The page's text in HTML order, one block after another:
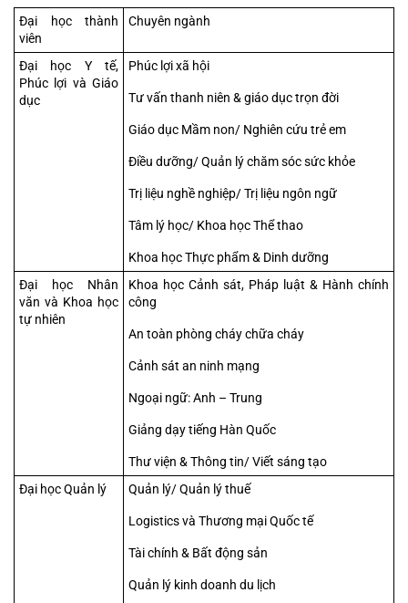
Đại học thành
viên
Chuyên ngành
Đại học Y tế,
Phúc lợi và Giáo
dục
Phúc lợi xã hội
Tư vấn thanh niên & giáo dục trọn đời
Giáo dục Mầm non/ Nghiên cứu trẻ em
Điều dưỡng/ Quản lý chăm sóc sức khỏe
Trị liệu nghề nghiệp/ Trị liệu ngôn ngữ
Tâm lý học/ Khoa học Thể thao
Khoa học Thực phẩm & Dinh dưỡng
Đại học Nhân
văn và Khoa học
tự nhiên
Khoa học Cảnh sát, Pháp luật & Hành chính
công
An toàn phòng cháy chữa cháy
Cảnh sát an ninh mạng
Ngoại ngữ: Anh – Trung
Giảng dạy tiếng Hàn Quốc
Thư viện & Thông tin/ Viết sáng tạo
Đại học Quản lý
Quản lý/ Quản lý thuế
Logistics và Thương mại Quốc tế
Tài chính & Bất động sản
Quản lý kinh doanh du lịch